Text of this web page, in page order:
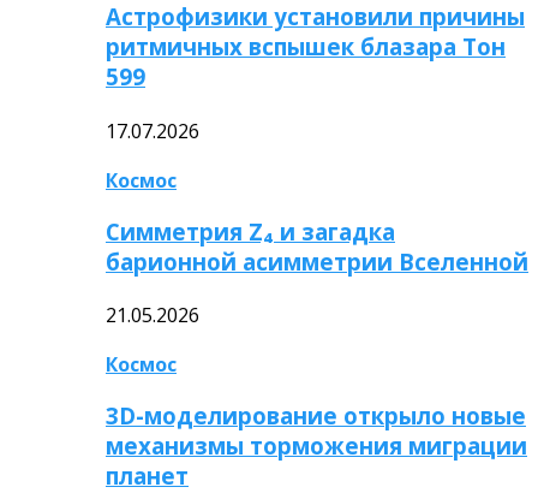
Астрофизики установили причины
ритмичных вспышек блазара Тон
599
17.07.2026
Космос
Симметрия Z₄ и загадка
барионной асимметрии Вселенной
21.05.2026
Космос
3D-моделирование открыло новые
механизмы торможения миграции
планет